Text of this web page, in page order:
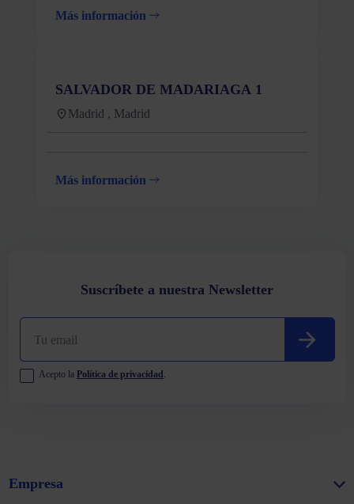
Más información
SALVADOR DE MADARIAGA 1
Madrid , Madrid
Más información
Suscríbete a nuestra Newsletter
Acepto la Política de privacidad .
Empresa